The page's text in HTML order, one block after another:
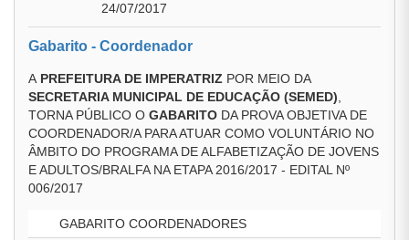
24/07/2017
Gabarito - Coordenador
A PREFEITURA DE IMPERATRIZ POR MEIO DA
SECRETARIA MUNICIPAL DE EDUCAÇÃO (SEMED)
TORNA PÚBLICO O GABARITO DA PROVA OBJETIVA DE
COORDENADOR/A PARA ATUAR COMO VOLUNTÁRIO NO
ÂMBITO DO PROGRAMA DE ALFABETIZAÇÃO DE JOVENS
E ADULTOS/BRALFA NA ETAPA 2016/2017 - EDITAL Nº
006/2017
GABARITO COORDENADORES